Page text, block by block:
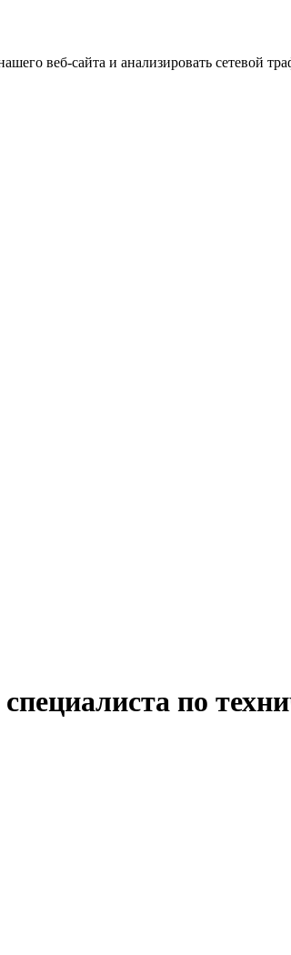
веб-сайта и анализировать сетевой
по